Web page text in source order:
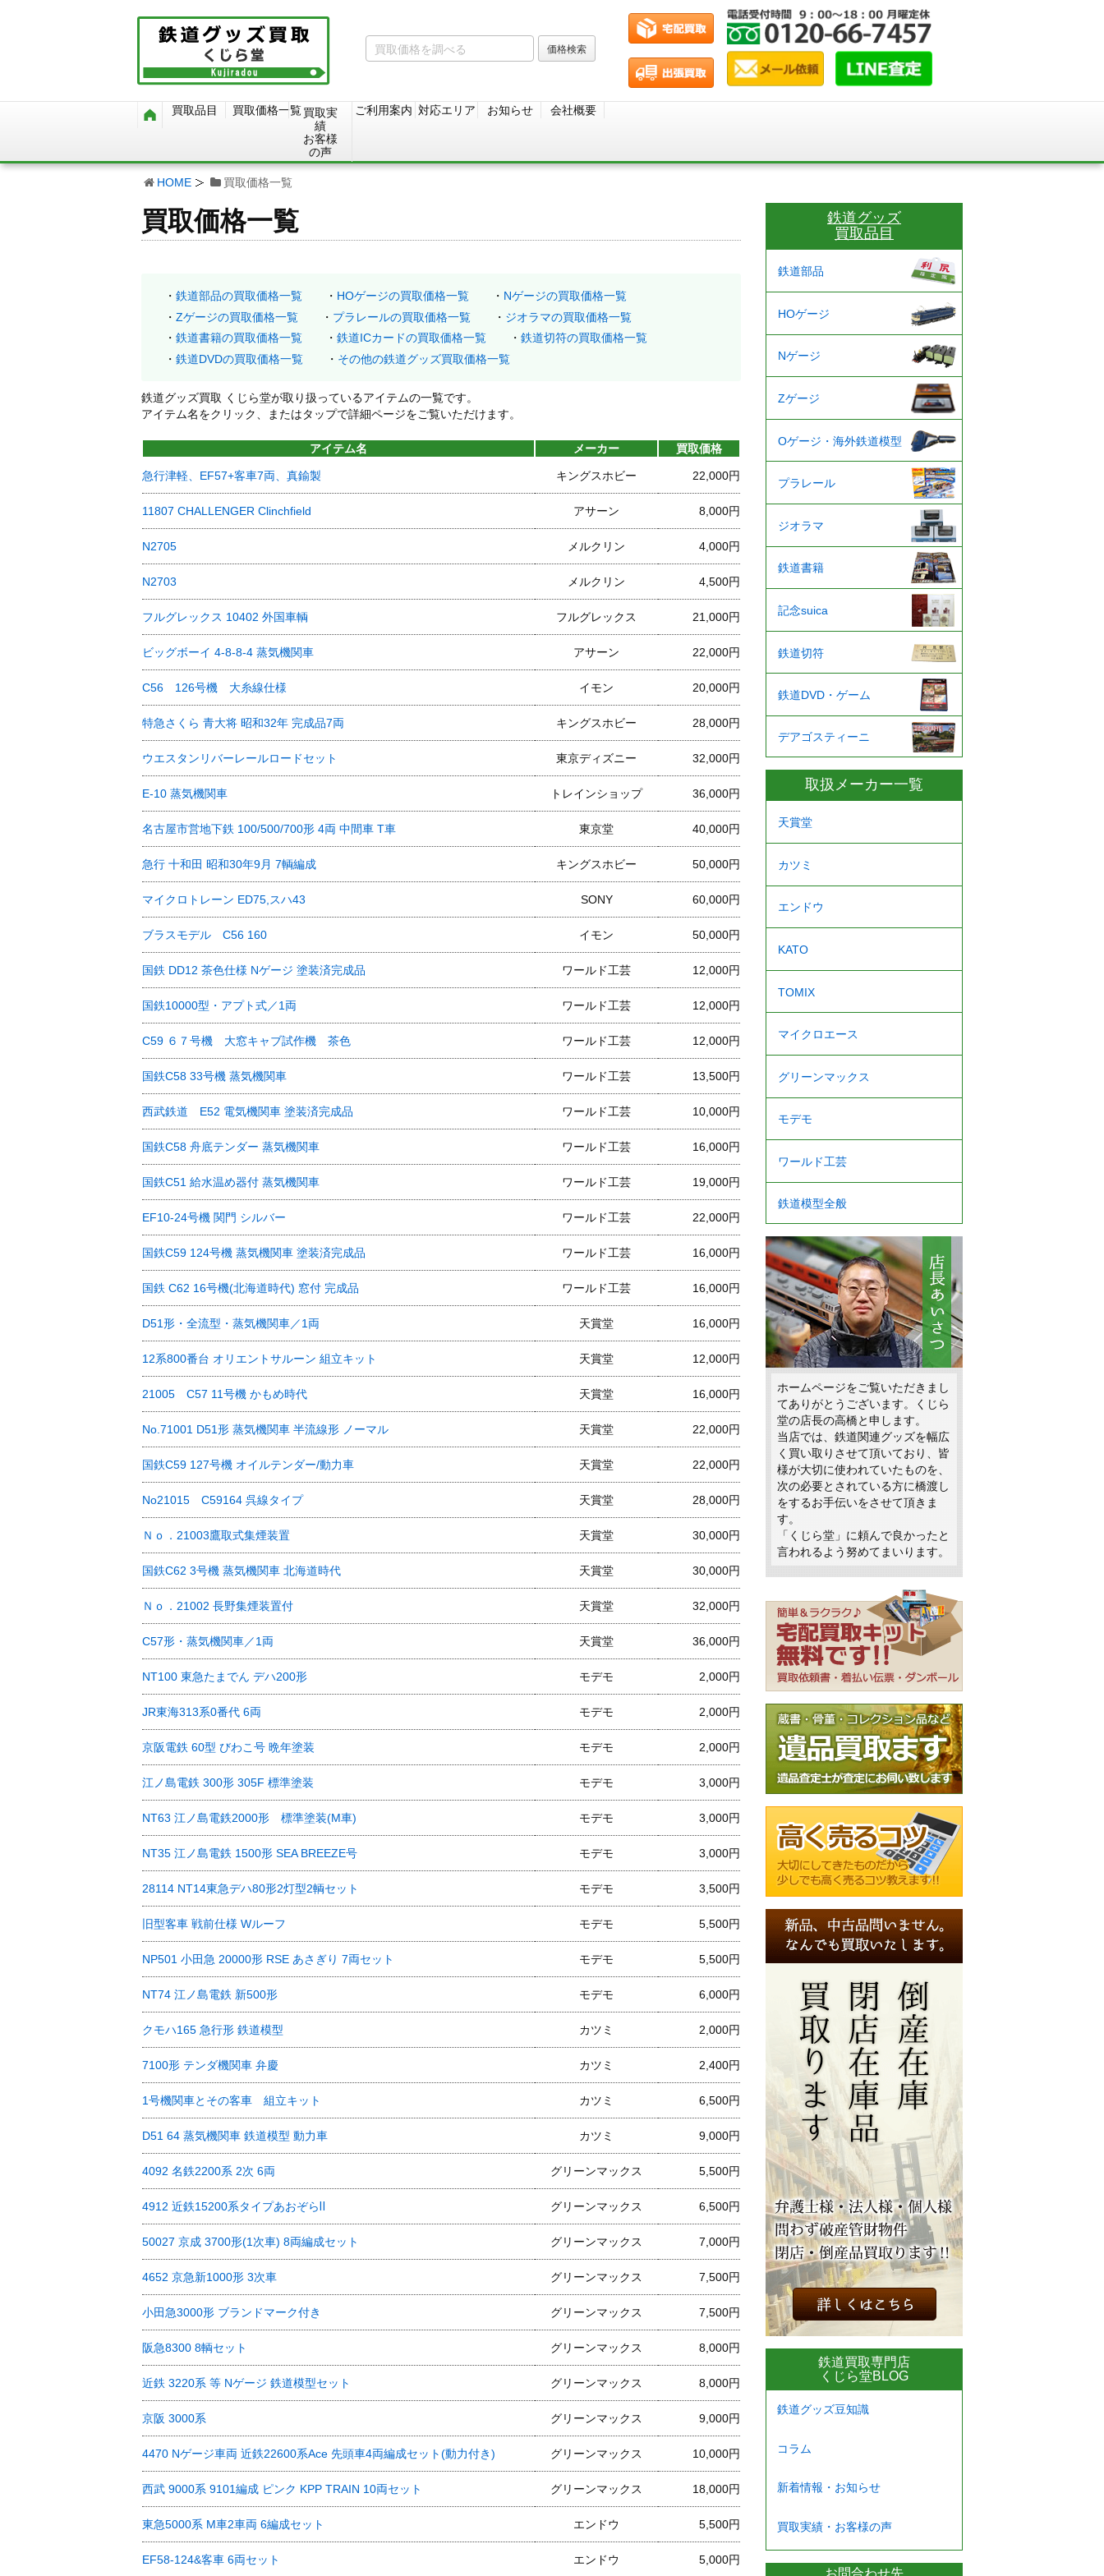
買取品目 買取価格一覧買取実
績
お客様
の声
ご利用案内 対応エリア お知らせ 会社概要
HOME 買取価格一覧
買取価格一覧
鉄道部品の買取価格一覧 HOゲージの買取価格一覧
Nゲージの買取価格一覧
Zゲージの買取価格一覧
プラレールの買取価格一覧
ジオラマの買取価格一覧
鉄道書籍の買取価格一覧
鉄道ICカードの買取価格一覧
鉄道切符の買取価格一覧
鉄道DVDの買取価格一覧
その他の鉄道グッズ買取価格一覧
鉄道グッズ買取 くじら堂が取り扱っているアイテムの一覧です。
アイテム名をクリック、またはタップで詳細ページをご覧いただけます。
アイテム名 メーカー 買取価格
急行津軽、EF57+客車7両、真鍮製 キングスホビー 22,000円
11807 CHALLENGER Clinchfield アサーン 8,000円
N2705 メルクリン 4,000円
N2703 メルクリン 4,500円
フルグレックス 10402 外国車輌 フルグレックス 21,000円
ビッグボーイ 4-8-8-4 蒸気機関車 アサーン 22,000円
C56 126号機 大糸線仕様 イモン 20,000円
特急さくら 青大将 昭和32年 完成品7両 キングスホビー 28,000円
ウエスタンリバーレールロードセット 東京ディズニー 32,000円
E-10 蒸気機関車 トレインショップ 36,000円
名古屋市営地下鉄 100/500/700形 4両 中間車 T車 東京堂 40,000円
急行 十和田 昭和30年9月 7輌編成 キングスホビー 50,000円
マイクロトレーン ED75,スハ43 SONY 60,000円
ブラスモデル C56 160 イモン 50,000円
国鉄 DD12 茶色仕様 Nゲージ 塗装済完成品 ワールド工芸 12,000円
国鉄10000型・アプト式／1両 ワールド工芸 12,000円
C59 ６７号機 大窓キャブ試作機 茶色 ワールド工芸 12,000円
国鉄C58 33号機 蒸気機関車 ワールド工芸 13,500円
西武鉄道 E52 電気機関車 塗装済完成品 ワールド工芸 10,000円
国鉄C58 舟底テンダー 蒸気機関車 ワールド工芸 16,000円
国鉄C51 給水温め器付 蒸気機関車 ワールド工芸 19,000円
EF10-24号機 関門 シルバー ワールド工芸 22,000円
国鉄C59 124号機 蒸気機関車 塗装済完成品 ワールド工芸 16,000円
国鉄 C62 16号機(北海道時代) 窓付 完成品 ワールド工芸 16,000円
D51形・全流型・蒸気機関車／1両 天賞堂 16,000円
12系800番台 オリエントサルーン 組立キット 天賞堂 12,000円
21005 C57 11号機 かもめ時代 天賞堂 16,000円
No.71001 D51形 蒸気機関車 半流線形 ノーマル 天賞堂 22,000円
国鉄C59 127号機 オイルテンダー/動力車 天賞堂 22,000円
No21015 C59164 呉線タイプ 天賞堂 28,000円
Ｎｏ．21003鷹取式集煙装置 天賞堂 30,000円
国鉄C62 3号機 蒸気機関車 北海道時代 天賞堂 30,000円
Ｎｏ．21002 長野集煙装置付 天賞堂 32,000円
C57形・蒸気機関車／1両 天賞堂 36,000円
NT100 東急たまでん デハ200形 モデモ 2,000円
JR東海313系0番代 6両 モデモ 2,000円
京阪電鉄 60型 びわこ号 晩年塗装 モデモ 2,000円
江ノ島電鉄 300形 305F 標準塗装 モデモ 3,000円
NT63 江ノ島電鉄2000形 標準塗装(M車) モデモ 3,000円
NT35 江ノ島電鉄 1500形 SEA BREEZE号 モデモ 3,000円
28114 NT14東急デハ80形2灯型2輌セット モデモ 3,500円
旧型客車 戦前仕様 Wルーフ モデモ 5,500円
NP501 小田急 20000形 RSE あさぎり 7両セット モデモ 5,500円
NT74 江ノ島電鉄 新500形 モデモ 6,000円
クモハ165 急行形 鉄道模型 カツミ 2,000円
7100形 テンダ機関車 弁慶 カツミ 2,400円
1号機関車とその客車 組立キット カツミ 6,500円
D51 64 蒸気機関車 鉄道模型 動力車 カツミ 9,000円
4092 名鉄2200系 2次 6両 グリーンマックス 5,500円
4912 近鉄15200系タイプあおぞらⅡ グリーンマックス 6,500円
50027 京成 3700形(1次車) 8両編成セット グリーンマックス 7,000円
4652 京急新1000形 3次車 グリーンマックス 7,500円
小田急3000形 ブランドマーク付き グリーンマックス 7,500円
阪急8300 8輌セット グリーンマックス 8,000円
近鉄 3220系 等 Nゲージ 鉄道模型セット グリーンマックス 8,000円
京阪 3000系 グリーンマックス 9,000円
4470 Nゲージ車両 近鉄22600系Ace 先頭車4両編成セット(動力付き) グリーンマックス 10,000円
西武 9000系 9101編成 ピンク KPP TRAIN 10両セット グリーンマックス 18,000円
東急5000系 M車2車両 6編成セット エンドウ 5,500円
EF58-124&客車 6両セット エンドウ 5,000円
鉄道グッズ
買取品目
鉄道部品
HOゲージ
Nゲージ
Zゲージ
Oゲージ・海外鉄道模型
プラレール
ジオラマ
鉄道書籍
記念suica
鉄道切符
鉄道DVD・ゲーム
デアゴスティーニ
取扱メーカー一覧
天賞堂
カツミ
エンドウ
KATO
TOMIX
マイクロエース
グリーンマックス
モデモ
ワールド工芸
鉄道模型全般
ホームページをご覧いただきまし
てありがとうございます。くじら
堂の店長の高橋と申します。
当店では、鉄道関連グッズを幅広
く買い取りさせて頂いており、皆
様が大切に使われていたものを、
次の必要とされている方に橋渡し
をするお手伝いをさせて頂きま
す。
「くじら堂」に頼んで良かったと
言われるよう努めてまいります。
鉄道買取専門店
くじら堂BLOG
鉄道グッズ豆知識
コラム
新着情報・お知らせ
買取実績・お客様の声
お問合わせ先